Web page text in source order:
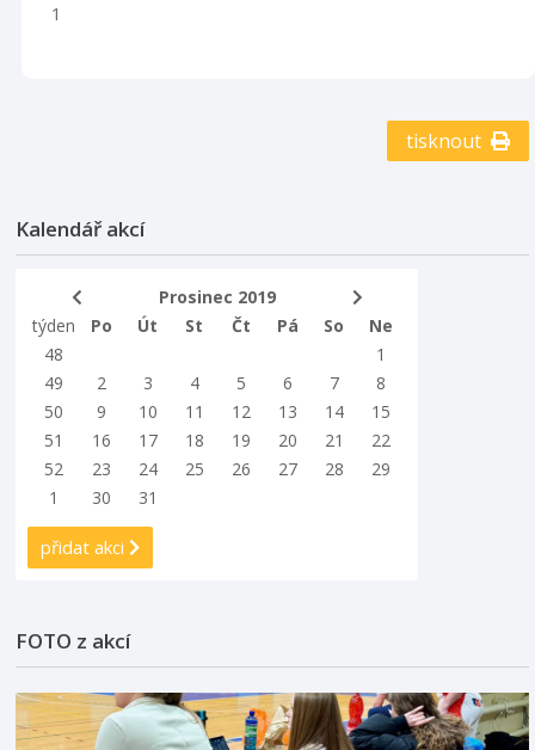
1
tisknout
Kalendář akcí
Prosinec 2019
týden
Po Út St Čt Pá So
Ne
48
1
49
2 3 4 5 6 7
8
50
9 10 11 12 13 14
15
51
16 17 18 19 20 21
22
52
23 24 25 26 27 28
29
1
30 31
přidat akci
FOTO z akcí